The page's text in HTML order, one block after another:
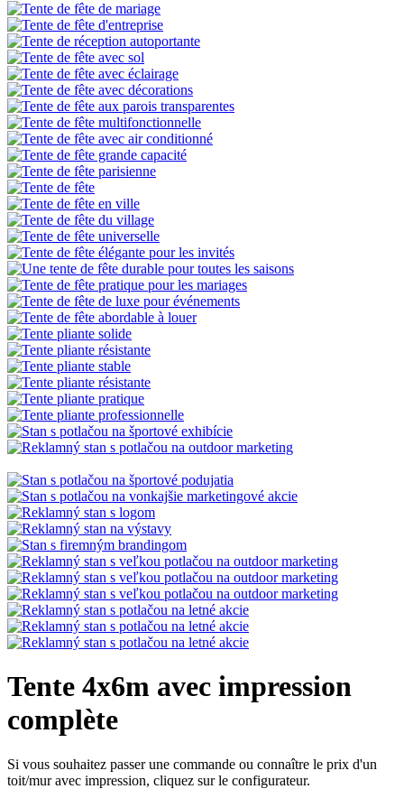
Tente 4x6m avec impression
complète
Si vous souhaitez passer une commande ou connaître le prix d'un
toit/mur avec impression, cliquez sur le configurateur.